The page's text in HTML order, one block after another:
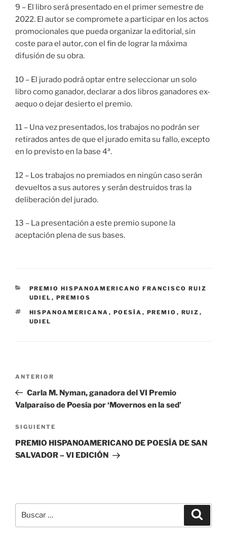
9 – El libro será presentado en el primer semestre de
2022. El autor se compromete a participar en los actos
promocionales que pueda organizar la editorial, sin
coste para el autor, con el fin de lograr la máxima
difusión de su obra.
10 – El jurado podrá optar entre seleccionar un solo
libro como ganador, declarar a dos libros ganadores ex-
aequo o dejar desierto el premio.
11 – Una vez presentados, los trabajos no podrán ser
retirados antes de que el jurado emita su fallo, excepto
en lo previsto en la base 4ª.
12 – Los trabajos no premiados en ningún caso serán
devueltos a sus autores y serán destruidos tras la
deliberación del jurado.
13 – La presentación a este premio supone la
aceptación plena de sus bases.
CATEGORÍAS
PREMIO HISPANOAMERICANO FRANCISCO RUIZ
UDIEL , PREMIOS
ETIQUETAS
HISPANOAMERICANA , POESÍA , PREMIO , RUIZ ,
UDIEL
entradas
Entrada
anterior:
ANTERIOR
Carla M. Nyman, ganadora del VI Premio
Valparaíso de Poesía por ‘Movernos en la sed’
Siguiente
entrada
SIGUIENTE
PREMIO HISPANOAMERICANO DE POESÍA DE SAN
SALVADOR – VI EDICIÓN
por: